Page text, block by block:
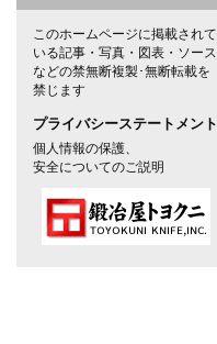
このホームページに掲載されて
いる記事・写真・図表・ソース
などの禁無断複製･無断転載を
禁じます
プライバシーステートメント
個人情報の保護、
安全についてのご説明